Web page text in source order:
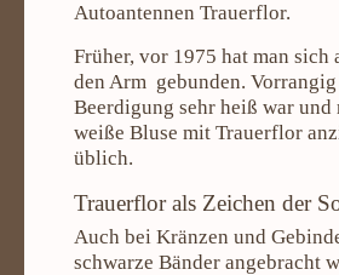
Autoantennen Trauerflor.
Früher, vor 1975 hat man
den Arm gebunden.
Beerdigung sehr heiß war
weiße Bluse mit Trauerflor
üblich.
Trauerflor als Zeichen der
Auch bei Kränzen und
schwarze Bänder angebracht